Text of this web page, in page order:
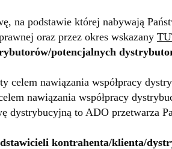
na podstawie której nabywają
oraz przez okres wskazany
potencjalnych
celem nawiązania współpracy
nawiązania współpracy
dystrybucyjną to ADO przetwarza
kontrahenta/klienta/